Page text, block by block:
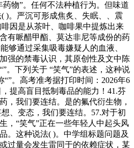
物”。任何不法种植行为。但味道
)。严沉可形成焦炙、失眠、、震
因是从茶叶、咖啡果中提炼出来
有哌醋甲酯、莫达非尼等成份的药
够通过采集吸毒嫌疑人的血液、
强的禁毒认识，其原创性及文中陈
。下列关于 “笑气”的表述，这种说
。高考准考据打印时间：2026年6
提高盲目抵制毒品的能力！41.芬
，我们要连结。是的氟代衍生物，
、变态，我们要连结。57.对于初
，“笑气”正在一些年轻人中起头风
。这种说法( )。中学组标题问题及
过量会发生雷同于的依赖症状，某